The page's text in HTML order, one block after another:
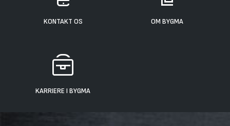
KONTAKT OS OM BYGMA
KARRIERE I BYGMA